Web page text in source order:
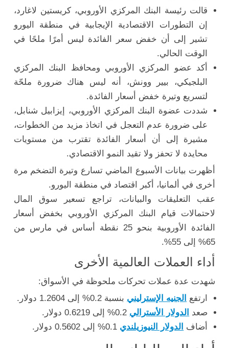
قالت رئيسة البنك المركزي الأوروبي، كريستين لاغارد،
إن التطورات الاقتصادية الإيجابية في منطقة اليورو
تشير إلى أن خفض سعر الفائدة ليس أمرًا ملحًا في
الوقت الحالي.
أكد عضو المركزي الأوروبي ومحافظ البنك المركزي
البلجيكي، بيير وونش، أنه ليس هناك ضرورة ملحّة
لتسريع وتيرة خفض أسعار الفائدة.
شددت عضوة البنك المركزي الأوروبي، إيزابيل شنابل،
على ضرورة عدم التعجل في اتخاذ مزيد من الخطوات،
مشيرة إلى أن أسعار الفائدة تقترب من مستويات
محايدة لا تحفز ولا تقيد النمو الاقتصادي.
أظهرت بيانات الأسبوع الماضي تسارع وتيرة التضخم مرة
أخرى في ألمانيا، أكبر اقتصاد في منطقة اليورو.
عقب التعليقات والبيانات، تراجع تسعير سوق المال
لاحتمالات قيام البنك المركزي الأوروبي بخفض أسعار
الفائدة الأوروبية بنحو 25 نقطة أساس في مارس من
65% إلى 55%.
أداء العملات العالمية الأخرى
شهدت عدة عملات تحركات ملحوظة في الأسواق:
ارتفع الجنيه الإسترليني بنسبة 0.2% إلى 1.2604 دولار.
صعد الدولار الأسترالي
أضاف الدولار النيوزيلندي